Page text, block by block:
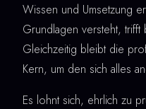
Wissen und Umsetzung
Grundlagen versteht,
Gleichzeitig bleibt die
Kern, um den sich alles
Es lohnt sich, ehrlich zu